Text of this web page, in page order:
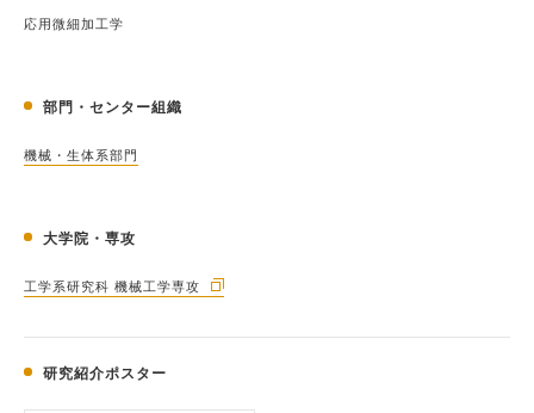
応用微細加工学
部門・センター組織
機械・生体系部門
大学院・専攻
工学系研究科 機械工学専攻
研究紹介ポスター